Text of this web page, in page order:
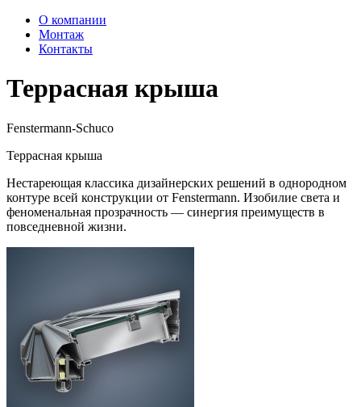
О компании
Монтаж
Контакты
Террасная крыша
Fenstermann-Schuco
Террасная крыша
Нестареющая классика дизайнерских решений в однородном
контуре всей конструкции от Fenstermann. Изобилие света и
феноменальная прозрачность — синергия преимуществ в
повседневной жизни.